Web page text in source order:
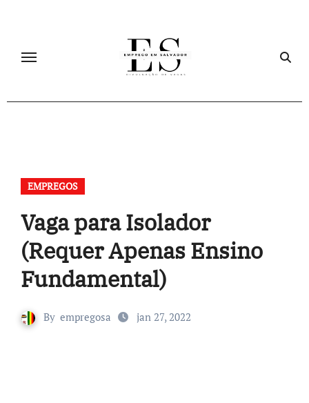
EMPREGOS
Vaga para Isolador
(Requer Apenas Ensino
Fundamental)
By empregosa jan 27, 2022